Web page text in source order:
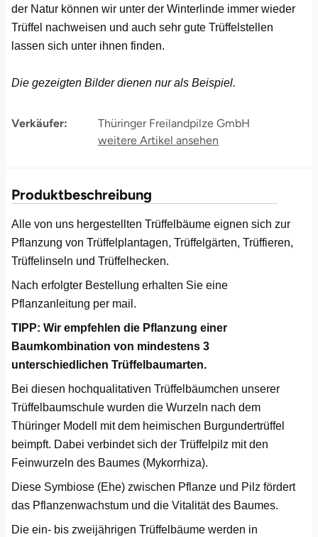
der Natur können wir unter der Winterlinde immer wieder
Trüffel nachweisen und auch sehr gute Trüffelstellen
lassen sich unter ihnen finden.
Die gezeigten Bilder dienen nur als Beispiel.
Verkäufer: Thüringer Freilandpilze GmbH
Produktbeschreibung
Alle von uns hergestellten Trüffelbäume eignen sich zur
Pflanzung von Trüffelplantagen, Trüffelgärten, Trüffieren,
Trüffelinseln und Trüffelhecken.
Nach erfolgter Bestellung erhalten Sie eine
Pflanzanleitung per mail.
TIPP: Wir empfehlen die Pflanzung einer
Baumkombination von mindestens 3
unterschiedlichen Trüffelbaumarten.
Bei diesen hochqualitativen Trüffelbäumchen unserer
Trüffelbaumschule wurden die Wurzeln nach dem
Thüringer Modell mit dem heimischen Burgundertrüffel
beimpft. Dabei verbindet sich der Trüffelpilz mit den
Feinwurzeln des Baumes (Mykorrhiza).
Diese Symbiose (Ehe) zwischen Pflanze und Pilz fördert
das Pflanzenwachstum und die Vitalität des Baumes.
Die ein- bis zweijährigen Trüffelbäume werden in
Calw
Darmstadt
Deggendorf
Dessau
Dingolfing
Dorsten
Dortmund
Dresden
Duisburg
Düsseldorf
Pirna
Strausberg (Berlin/Brandenburg)
Weimar
sächsische Schweiz
Unterwellenborn